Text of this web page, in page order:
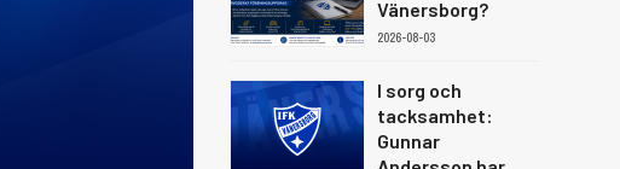
Vänersborg?
2026-08-03
I sorg och
tacksamhet:
Gunnar